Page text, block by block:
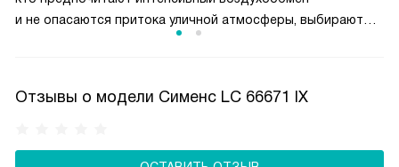
Интенсивный режим незаменим при готовке блюд,
имеющих сильный аромат, или работе с несколькими
и не опасаются притока уличной атмосферы, выбирают
Siemens способны работать в обоих режимах: и «Отвод»,
Отзывы о модели Сименс LC 66671 IX